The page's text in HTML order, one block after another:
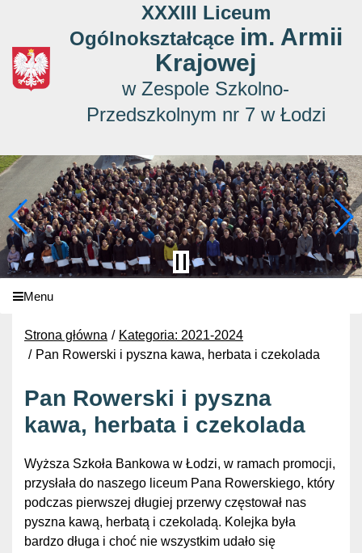
XXXIII Liceum
Ogólnokształcące im. Armii
Krajowej
w Zespole Szkolno-
Przedszkolnym nr 7 w Łodzi
Menu
Strona główna
Kategoria: 2021-2024
Pan Rowerski i pyszna kawa, herbata i czekolada
Pan Rowerski i pyszna
kawa, herbata i czekolada
Wyższa Szkoła Bankowa w Łodzi, w ramach promocji,
przysłała do naszego liceum Pana Rowerskiego, który
podczas pierwszej długiej przerwy częstował nas
pyszna kawą, herbatą i czekoladą. Kolejka była
bardzo długa i choć nie wszystkim udało się